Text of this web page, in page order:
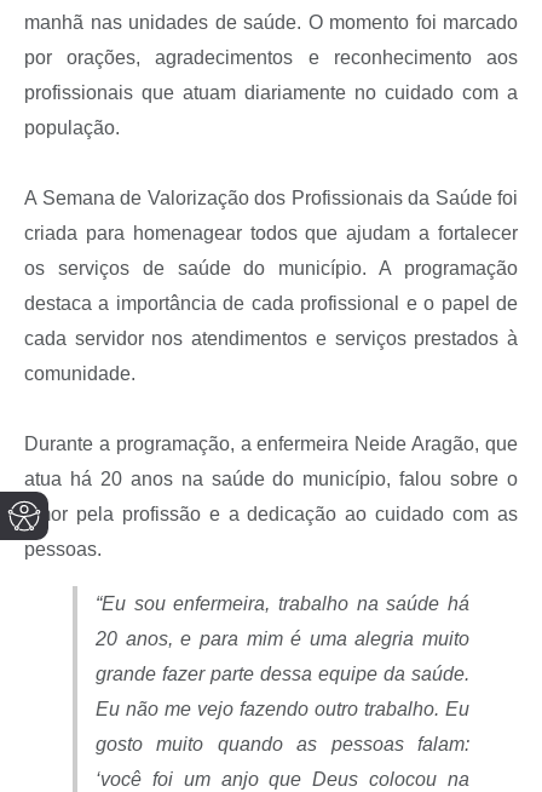
manhã nas unidades de saúde. O momento foi marcado
por orações, agradecimentos e reconhecimento aos
profissionais que atuam diariamente no cuidado com a
população.
A Semana de Valorização dos Profissionais da Saúde foi
criada para homenagear todos que ajudam a fortalecer
os serviços de saúde do município. A programação
destaca a importância de cada profissional e o papel de
cada servidor nos atendimentos e serviços prestados à
comunidade.
Durante a programação, a enfermeira Neide Aragão, que
atua há 20 anos na saúde do município, falou sobre o
amor pela profissão e a dedicação ao cuidado com as
pessoas.
“Eu sou enfermeira, trabalho na saúde há
20 anos, e para mim é uma alegria muito
grande fazer parte dessa equipe da saúde.
Eu não me vejo fazendo outro trabalho. Eu
gosto muito quando as pessoas falam:
‘você foi um anjo que Deus colocou na